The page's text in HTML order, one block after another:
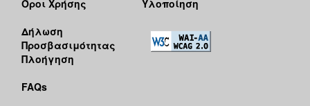
Όροι Χρήσης
Δήλωση
Προσβασιμότητας
Πλοήγηση
FAQs
Υλοποίηση